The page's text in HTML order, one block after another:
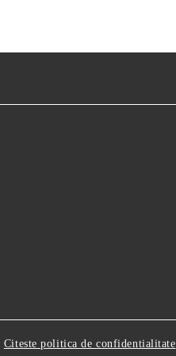
Citeste politica de confidentialitate